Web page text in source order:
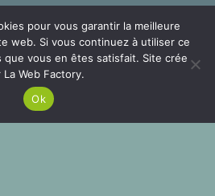
De 5h à 22h
LÉGALES
continuez votre
êtes en accord
pour vous garantir la meilleure
web. Si vous continuez à utiliser ce
vous en êtes satisfait. Site crée
La Web Factory.
Ok